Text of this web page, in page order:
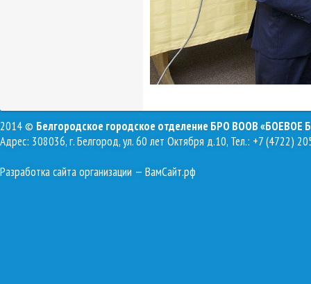
2014 © Белгородское городское отделение БРО ВООВ «БОЕВОЕ
Адрес: 308036, г. Белгород, ул. 60 лет Октября д.10, Тел.: +7 (4722)
Разработка сайта организации — ВамСайт.рф